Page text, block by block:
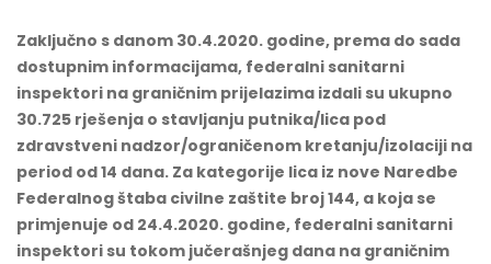
Zaključno s danom 30.4.2020. godine, prema do sada
dostupnim informacijama, federalni sanitarni
inspektori na graničnim prijelazima izdali su ukupno
30.725 rješenja o stavljanju putnika/lica pod
zdravstveni nadzor/ograničenom kretanju/izolaciji na
period od 14 dana. Za kategorije lica iz nove Naredbe
Federalnog štaba civilne zaštite broj 144, a koja se
primjenuje od 24.4.2020. godine, federalni sanitarni
inspektori su tokom jučerašnjeg dana na graničnim